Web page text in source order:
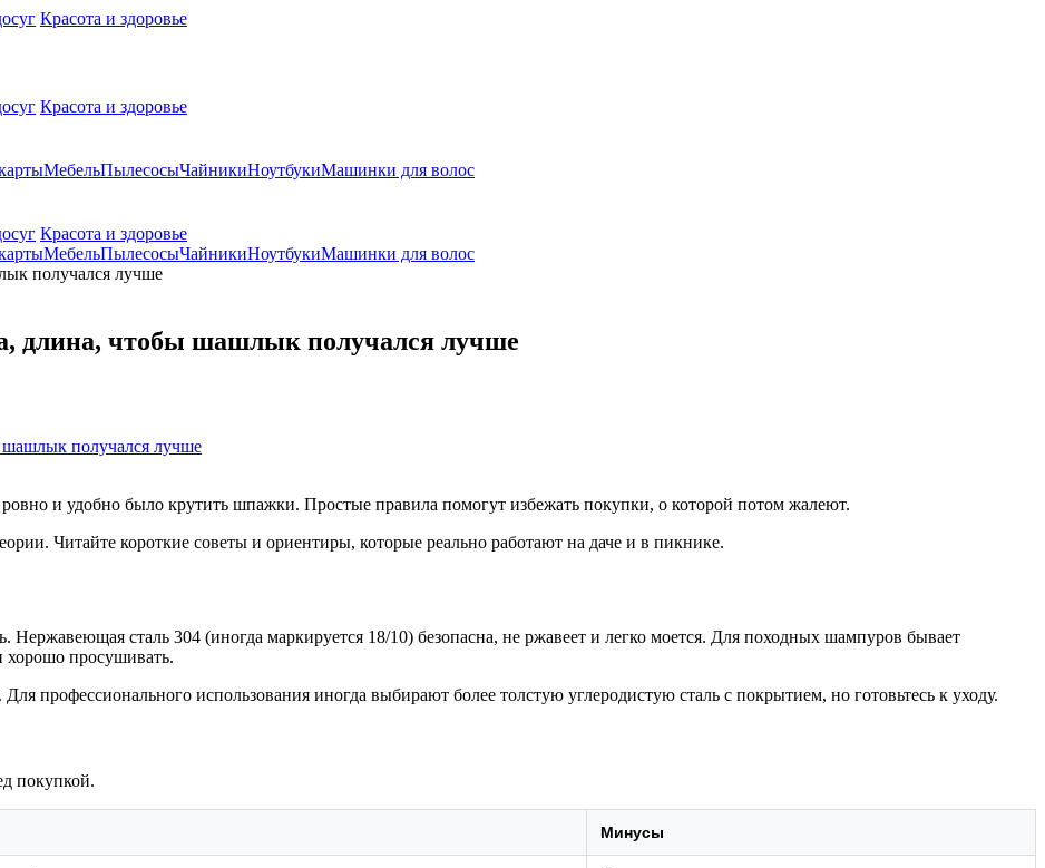
Красота и здоровье
Красота и здоровье
МебельПылесосыЧайникиНоутбукиМашинки для волос
Красота и здоровье
МебельПылесосыЧайникиНоутбукиМашинки для волос
длина, чтобы шашлык получался лучше
получался лучше
и удобно было крутить шпажки. Простые правила помогут избежать покупки, о которой потом жалеют.
Читайте короткие советы и ориентиры, которые реально работают на даче и в пикнике.
Нержавеющая сталь 304 (иногда маркируется 18/10) безопасна, не ржавеет и легко моется. Для походных шампуров бывает
хорошо просушивать.
профессионального использования иногда выбирают более толстую углеродистую сталь с покрытием, но готовьтесь к уходу.
покупкой.
Минусы